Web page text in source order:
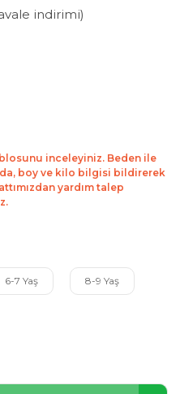
indirimi)
inceleyiniz. Beden ile
boy ve kilo bilgisi bildirerek
yardım talep
6-7 Yaş 8-9 Yaş